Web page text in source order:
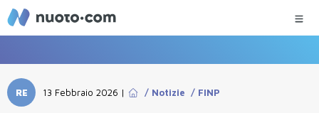
RE 13 Febbraio 2026 | / Notizie / FINP